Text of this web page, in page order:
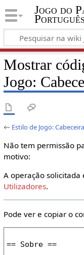
Jogo do
Português
Mostrar
Jogo:
← Estilo de Jogo:
Não tem permissão
motivo:
A operação
Utilizadores.
Pode ver e copiar o